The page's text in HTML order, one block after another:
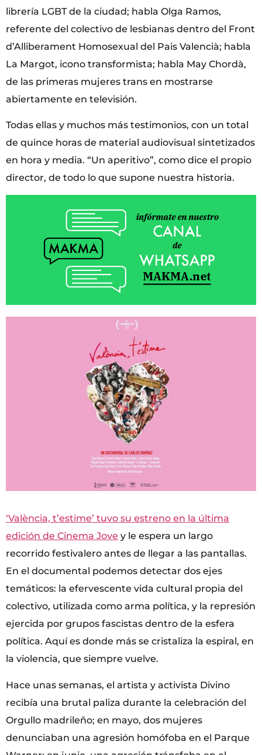
librería LGBT de la ciudad; habla Olga Ramos,
referente del colectivo de lesbianas dentro del Front
d’Alliberament Homosexual del Pais Valencià; habla
La Margot, icono transformista; habla May Chordà,
de las primeras mujeres trans en mostrarse
abiertamente en televisión.
Todas ellas y muchos más testimonios, con un total
de quince horas de material audiovisual sintetizados
en hora y media. “Un aperitivo”, como dice el propio
director, de todo lo que supone nuestra historia.
‘València, t’estime’ tuvo su estreno en la última
edición de Cinema Jove y le espera un largo
recorrido festivalero antes de llegar a las pantallas.
En el documental podemos detectar dos ejes
temáticos: la efervescente vida cultural propia del
colectivo, utilizada como arma política, y la represión
ejercida por grupos fascistas dentro de la esfera
política. Aquí es donde más se cristaliza la espiral, en
la violencia, que siempre vuelve.
Hace unas semanas, el artista y activista Divino
recibía una brutal paliza durante la celebración del
Orgullo madrileño; en mayo, dos mujeres
denunciaban una agresión homófoba en el Parque